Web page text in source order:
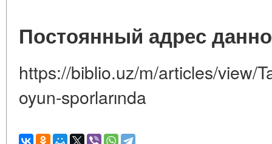
Постоянный адрес
https://biblio.uz/m/articles/view/
oyun-sporlarında